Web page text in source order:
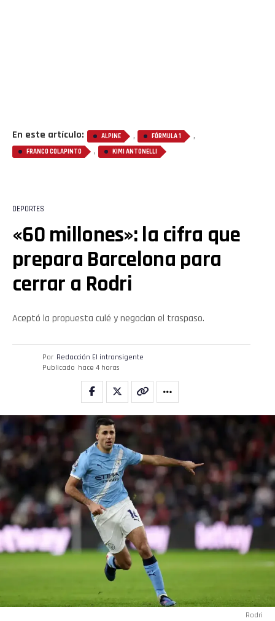
En este artículo: ALPINE , FÓRMULA 1 ,
FRANCO COLAPINTO , KIMI ANTONELLI
DEPORTES
«60 millones»: la cifra que
prepara Barcelona para
cerrar a Rodri
Aceptó la propuesta culé y negocian el traspaso.
Por Redacción El intransigente
Publicado hace 4 horas
Rodri
Reddit
Pinterest
Email